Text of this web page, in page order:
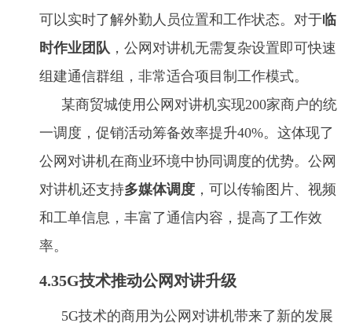
可以实时了解外勤人员位置和工作状态。对于临
时作业团队 ，公网对讲机无需复杂设置即可快速
组建通信群组，非常适合项目制工作模式。
某商贸城使用公网对讲机实现200家商户的统
一调度，促销活动筹备效率提升40%。这体现了
公网对讲机在商业环境中协同调度的优势。公网
对讲机还支持多媒体调度 ，可以传输图片、视频
和工单信息，丰富了通信内容，提高了工作效
率。
4.35G技术推动公网对讲升级
5G技术的商用为公网对讲机带来了新的发展